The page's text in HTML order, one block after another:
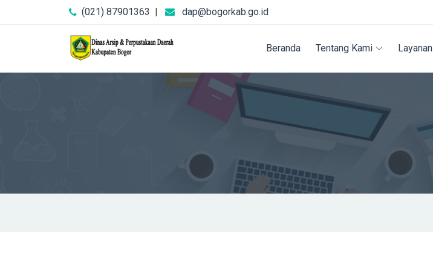
(021) 87901363 | dap@bogorkab.go.id
Beranda Tentang Kami Layanan